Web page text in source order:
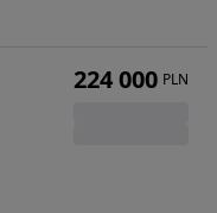
224 000 PLN